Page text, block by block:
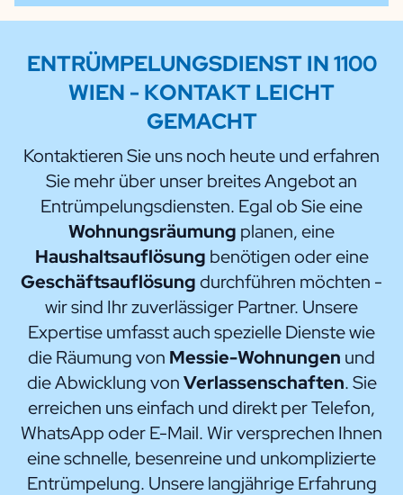
ENTRÜMPELUNGSDIENSTIN 1100
WIEN - KONTAKT LEICHT
GEMACHT
Kontaktieren Sie uns noch heute und erfahren
Sie mehr über unser breites Angebot an
Entrümpelungsdiensten. Egal ob Sie eine
Wohnungsräumung planen, eine
Haushaltsauflösung benötigen oder eine
Geschäftsauflösungdurchführen möchten -
wir sind Ihr zuverlässiger Partner. Unsere
Expertise umfasst auch spezielle Dienste wie
die Räumung von Messie-Wohnungen und
die Abwicklung vonVerlassenschaften. Sie
erreichen uns einfach und direkt per Telefon,
WhatsApp oder E-Mail. Wir versprechen Ihnen
eine schnelle, besenreine und unkomplizierte
Entrümpelung. Unsere langjährige Erfahrung